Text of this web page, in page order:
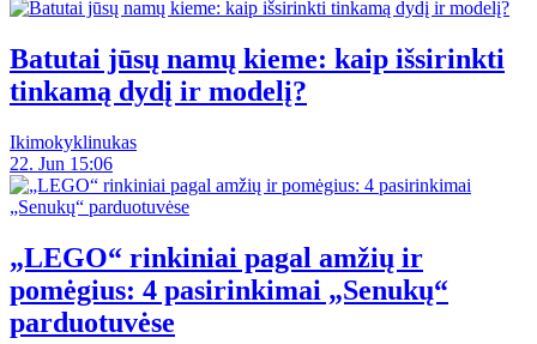
Batutai jūsų namų kieme: kaip išsirinkti
tinkamą dydį ir modelį?
Ikimokyklinukas
22. Jun 15:06
„LEGO“ rinkiniai pagal amžių ir
pomėgius: 4 pasirinkimai „Senukų“
parduotuvėse